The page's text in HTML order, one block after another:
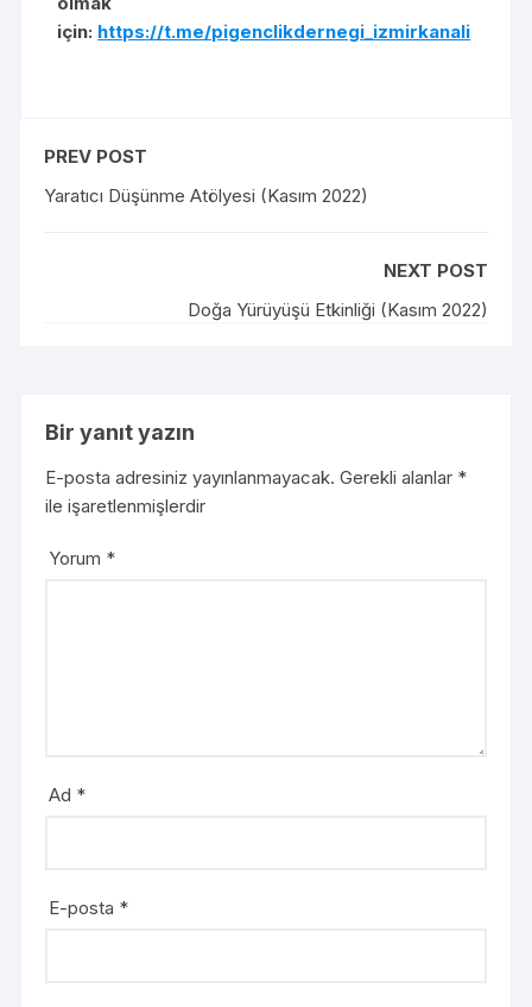
için: https://t.me/pigenclikdernegi_izmirkanali
PREV POST
Yaratıcı Düşünme Atölyesi (Kasım 2022)
NEXT POST
Doğa Yürüyüşü Etkinliği (Kasım 2022)
Bir yanıt yazın
E-posta adresiniz yayınlanmayacak. Gerekli alanlar *
ile işaretlenmişlerdir
Yorum *
Ad *
E-posta *